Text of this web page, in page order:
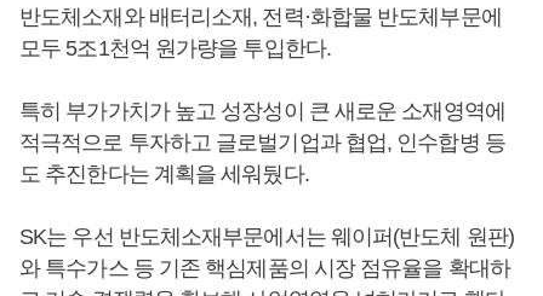
반도체소재와 배터리소재, 전력·화합물 반도체부문에
모두 5조1천억 원가량을 투입한다.
특히 부가가치가 높고 성장성이 큰 새로운 소재영역에
적극적으로 투자하고 글로벌기업과 협업, 인수합병 등
도 추진한다는 계획을 세워뒀다.
SK는 우선 반도체소재부문에서는 웨이퍼(반도체 원판)
와 특수가스 등 기존 핵심제품의 시장 점유율을 확대하